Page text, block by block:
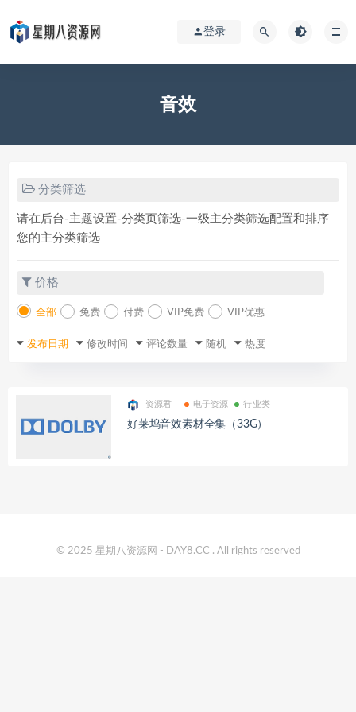
登录
音效
分类筛选
请在后台-主题设置-分类页筛选-一级主分类筛选配置和排序
您的主分类筛选
价格
全部 免费 付费 VIP免费 VIP优惠
发布日期 修改时间 评论数量 随机 热度
资源君 电子资源 行业类
好莱坞音效素材全集（33G）
© 2025 星期八资源网 - DAY8.CC . All rights reserved